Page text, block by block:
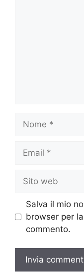
web
Salva il mio
browser per
commento.